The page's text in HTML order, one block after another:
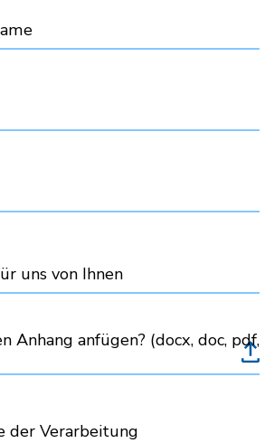
uns von Ihnen
Anhang anfügen? (docx, doc, pdf,
der Verarbeitung